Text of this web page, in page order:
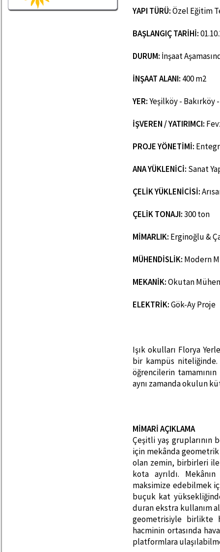
YAPI TÜRÜ:Özel Eğitim
BAŞLANGIÇ TARİHİ:
DURUM: İnşaat
İNŞAAT ALANI: 400 m2
YER:Yeşilköy - Bakırköy
İŞVEREN / YATIRIMCI:
PROJE YÖNETİMİ:
ANA YÜKLENİCİ: Sanat
ÇELİK YÜKLENİCİSİ:
ÇELİK TONAJI:300 ton
MİMARLIK: Erginoğlu &
MÜHENDİSLİK: Modern
MEKANİK:Okutan
ELEKTRİK:Gök-Ay Proje
Işık okulları Florya
bir kampüs niteliğinde.
öğrencilerin
aynı zamanda okulun
MİMARİ AÇIKLAMA
Çeşitli yaş gruplarının
için mekânda
olan zemin, birbirleri
kota ayrıldı.
maksimize edebilmek
buçuk kat
duran ekstra kullanım
geometrisiyle birlikte
hacminin ortasında
platformlara